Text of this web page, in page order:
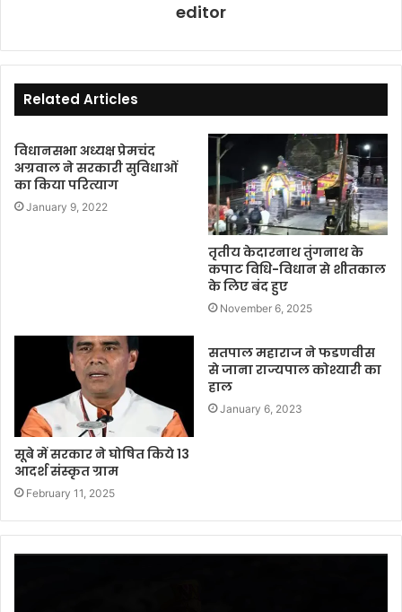
editor
Related Articles
विधानसभा अध्यक्ष प्रेमचंद
अग्रवाल ने सरकारी सुविधाओं
का किया परित्याग
January 9, 2022
तृतीय केदारनाथ तुंगनाथ के
कपाट विधि-विधान से शीतकाल
के लिए बंद हुए
November 6, 2025
सूबे में सरकार ने घोषित किये 13
आदर्श संस्कृत ग्राम
February 11, 2025
सतपाल महाराज ने फडणवीस
से जाना राज्यपाल कोश्यारी का
हाल
January 6, 2023